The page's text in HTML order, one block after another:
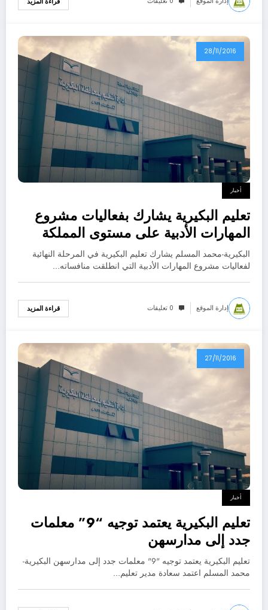
28/11/2016
أخبار
تعليم البكيرية يشارك بفعاليات مشروع
المهارات الأدبية على مستوى المملكة
بتبوك
البكيرية-محمد المسلم يشارك تعليم البكيرية في المرحلة النهائية
لفعاليات مشروع المهارات الأدبية التي انطلقت منافساته…
إدارة الموقع 0 تعليقات قراءة المزيد
27/11/2016
أخبار
تعليم البكيرية يعتمد توجيه “9” معلمات
جدد إلى مدارسهن
تعليم البكيرية يعتمد توجيه "9" معلمات جدد إلى مدارسهن البكيرية-
محمد المسلم اعتمد سعادة مدير تعليم…